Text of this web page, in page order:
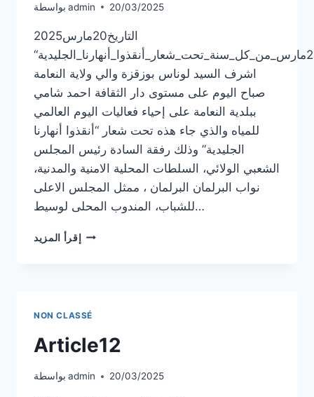
بواسطة admin 20/03/2025
التاريخ20مارس2025
.الحدث_إحياء_اليوم_العالمي_للمياه_المصادف_لـ22مارس_من_كل_سنة_تحت_شعار_أنقذوا_أنهارنا_الجليدية“
اشرف السيد لوناس بوزقزة والي ولاية النعامة
صباح اليوم على مستوى دار الثقافة احمد شامي
ببلدية النعامة على إحياء فعاليات اليوم العالمي
للمياه والذي جاء هذه تحت شعار “أنقذوا أنهارنا
الجليدية” وذلك رفقة السادة رئيس المجلس
الشعبي الولائي، السلطات المحلية الامنية والمدنية،
نواب البرلمان البرلمان ، ممثل المجلس الاعلى
للشباب، المندوب المحلى لوسيط…
إقرأ المزيد ARTICLE
NON CLASSÉ
Article12
بواسطة admin 20/03/2025